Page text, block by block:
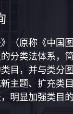
》（原称《中国
分类法体系，
目，并与类分
主题、扩充类
明显加强类目